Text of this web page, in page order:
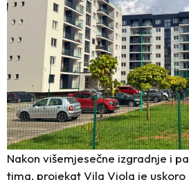
Nakon višemjesečne izgradnje i
tima, projekat Vila Viola je